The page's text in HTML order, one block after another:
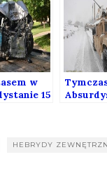
w
15
HEBRYDY